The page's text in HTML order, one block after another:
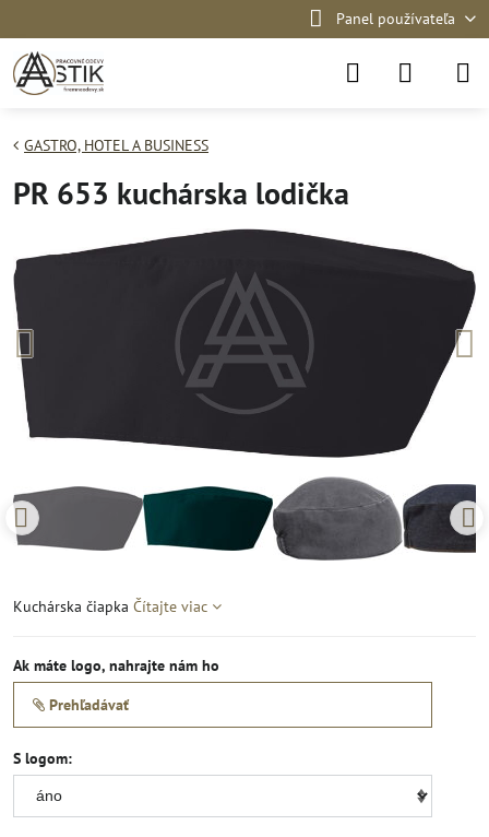
Panel používateľa
GASTRO, HOTEL A BUSINESS
PR 653 kuchárska lodička
Kuchárska čiapka Čítajte viac
Ak máte logo, nahrajte nám ho
Prehľadávať
S logom: